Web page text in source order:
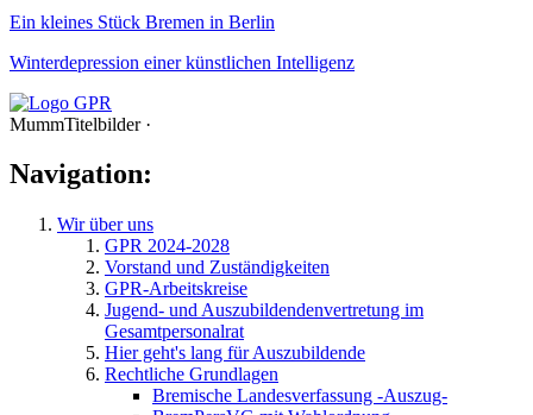
Ein kleines Stück Bremen in Berlin
Winterdepression einer künstlichen Intelligenz
MummTitelbilder ·
Navigation:
Wir über uns
GPR 2024-2028
Vorstand und Zuständigkeiten
GPR-Arbeitskreise
Jugend- und Auszubildendenvertretung im
Gesamtpersonalrat
Hier geht's lang für Auszubildende
Rechtliche Grundlagen
Bremische Landesverfassung -Auszug-